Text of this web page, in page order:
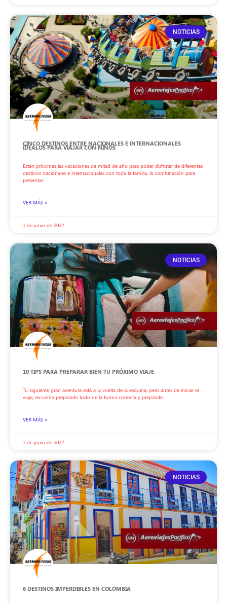
NOTICIAS
CINCO DESTINOS ENTRE NACIONALES E INTERNACIONALES
IDEALOS PARA VIAJAR CON NIÑOS
Están próximas las vacaciones de mitad de año para poder disfrutar de diferentes
destinos nacionales e internacionales con toda la familia, la combinación para
presentar
VER MÁS »
1 de junio de 2022
NOTICIAS
10 TIPS PARA PREPARAR BIEN TU PRÓXIMO VIAJE
Tu siguiente gran aventura está a la vuelta de la esquina, pero antes de iniciar el
viaje, recuerda prepararlo todo de la forma correcta y prepárate
VER MÁS »
1 de junio de 2022
NOTICIAS
6 DESTINOS IMPERDIBLES EN COLOMBIA